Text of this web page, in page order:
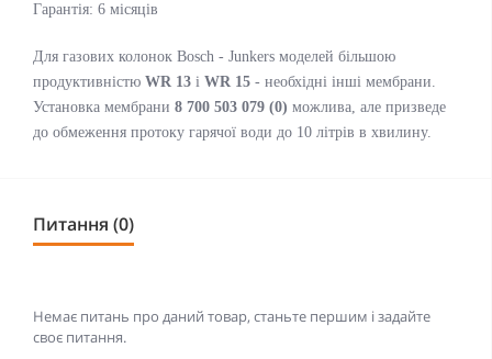
Гарантія: 6 місяців
Для газових колонок Bosch - Junkers моделей більшою
продуктивністю WR 13 і WR 15 - необхідні інші мембрани.
Установка мембрани 8 700 503 079 (0) можлива, але призведе
до обмеження протоку гарячої води до 10 літрів в хвилину.
Питання (0)
Немає питань про даний товар, станьте першим і задайте
своє питання.